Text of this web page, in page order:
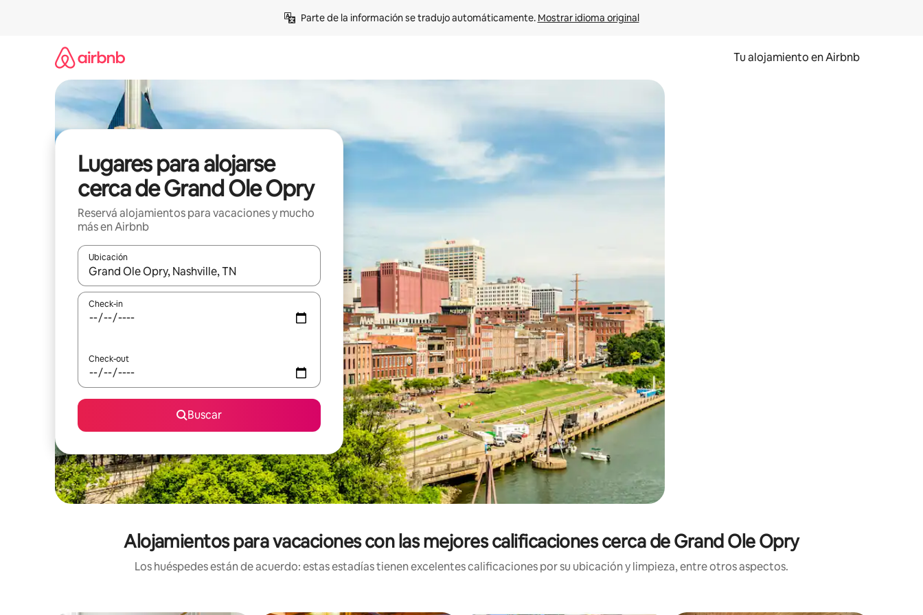
Parte de la información se tradujo automáticamente. Mostrar idioma original
Tu alojamiento en Airbnb
Lugares para alojarse
cerca de Grand Ole Opry
Reservá alojamientos para vacaciones y mucho
más en Airbnb
Ubicación
Cuando los resultados estén disponibles, navegá con las teclas de flecha hacia arriba y hacia abajo o explorá deslizando el dedo.
Check-in
Check-out
Buscar
Alojamientos para vacaciones con las mejores calificaciones cerca de Grand Ole Opry
Los huéspedes están de acuerdo: estas estadías tienen excelentes calificaciones por su ubicación y limpieza, entre otros aspectos.